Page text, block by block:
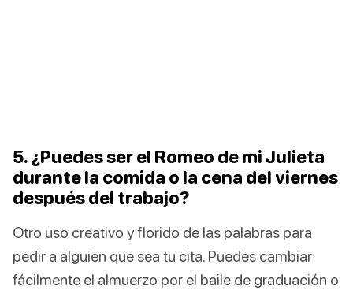
5. ¿Puedes ser el Romeo de mi Julieta
durante la comida o la cena del viernes
después del trabajo?
Otro uso creativo y florido de las palabras para
pedir a alguien que sea tu cita. Puedes cambiar
fácilmente el almuerzo por el baile de graduación o